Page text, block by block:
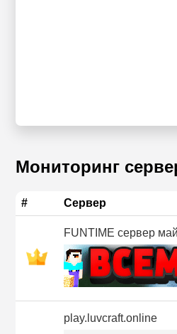
Мониторинг
# Сервер
FUNTIME сервер
play.luvcraft.online